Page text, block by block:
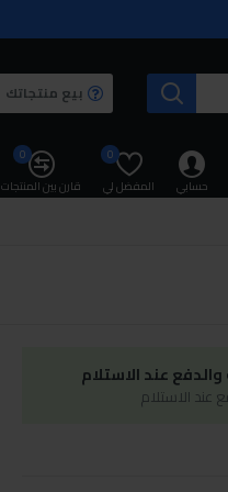
بيع منتجاتك
حسابي المفضل لي
0
قارن بين المنتجات
0
عند الاستلام
الاستلام